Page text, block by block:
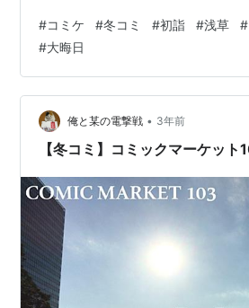
本店(レストラン利用)、有楽町のプ
テル 【イマココ】3日目冬のコミッ
打ち上げ、年越しカウントダウン 4
北へ。木村屋總本店(買物)、餃子 ビ
ずは腹ごしらえ。大好きな木村屋總
べます。 フランス…
#コミケ #冬コミ #初詣 #浅草 #
#大晦日
俺と某の電撃戦 • 3年前
【冬コミ】コミックマーケッ